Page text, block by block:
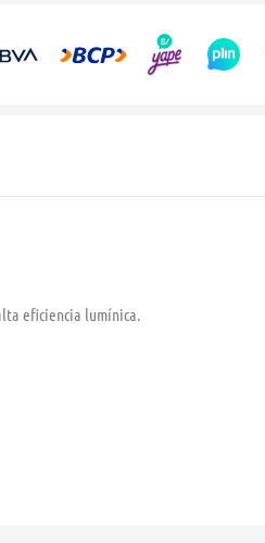
eficiencia lumínica.